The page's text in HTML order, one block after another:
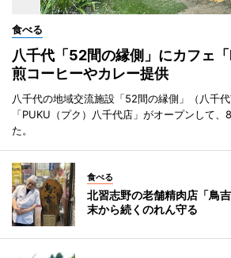
食べる
八千代「52間の縁側」にカフェ
煎コーヒーやカレー提供
八千代の地域交流施設「52間の縁側」（八千
「PUKU（プク）八千代店」がオープンして、
た。
食べる
北習志野の老舗精肉店「鳥
末から続くのれん守る